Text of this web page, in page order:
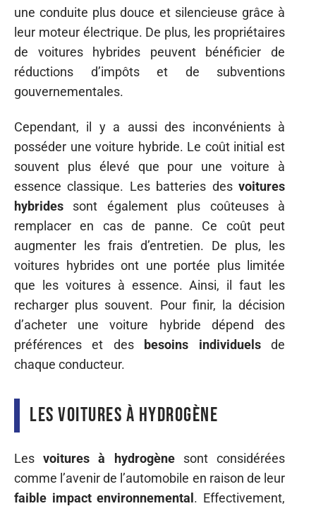
une conduite plus douce et silencieuse grâce à
leur moteur électrique. De plus, les propriétaires
de voitures hybrides peuvent bénéficier de
réductions d’impôts et de subventions
gouvernementales.
Cependant, il y a aussi des inconvénients à
posséder une voiture hybride. Le coût initial est
souvent plus élevé que pour une voiture à
essence classique. Les batteries des voitures
hybrides sont également plus coûteuses à
remplacer en cas de panne. Ce coût peut
augmenter les frais d’entretien. De plus, les
voitures hybrides ont une portée plus limitée
que les voitures à essence. Ainsi, il faut les
recharger plus souvent. Pour finir, la décision
d’acheter une voiture hybride dépend des
préférences et des
besoins individuelsde
chaque conducteur.
Les voitures à hydrogène
Lesvoitures à hydrogènesont considérées
comme l’avenir de l’automobile en raison de leur
faible impact environnemental. Effectivement,